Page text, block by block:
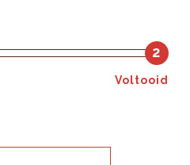
2
Voltooid